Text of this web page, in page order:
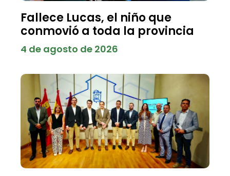
Fallece Lucas, el niño que
conmovió a toda la provincia
4 de agosto de 2026